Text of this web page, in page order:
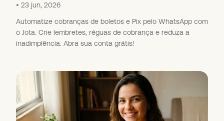
23 jun, 2026
Automatize cobranças de boletos e Pix pelo WhatsApp com
o Jota. Crie lembretes, réguas de cobrança e reduza a
inadimplência. Abra sua conta grátis!